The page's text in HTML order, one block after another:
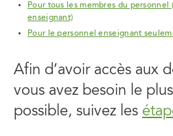
Pour tous les membres du
enseignant)
Pour le personnel enseignant
Afin d’avoir accès aux
vous avez besoin le
possible, suivez les